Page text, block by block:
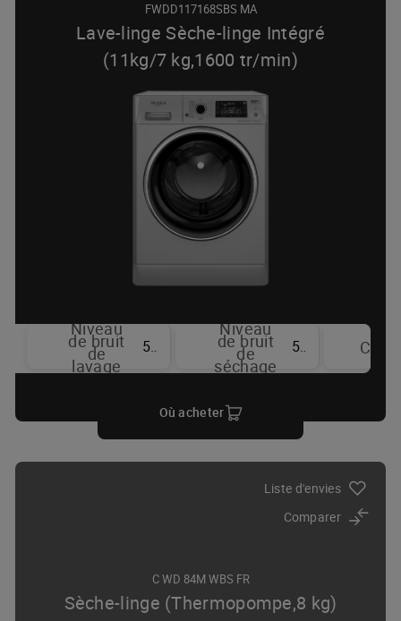
FWDD117168SBS MA
Lave-linge Sèche-linge Intégré
(11kg/7 kg,1600 tr/min)
Niveau
de bruit
de
lavage
53 dBA
Niveau
de bruit
de
séchage
59 dBA
Où acheter
Liste d'envies
Comparer
C WD 84M WBS FR
Sèche-linge (Thermopompe,8 kg)